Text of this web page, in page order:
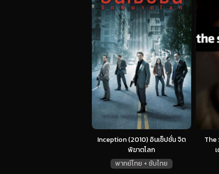
Inception (2010) อินเซ็ปชั่น จิต
พิฆาตโลก
พากย์ไทย + ซับไทย
The